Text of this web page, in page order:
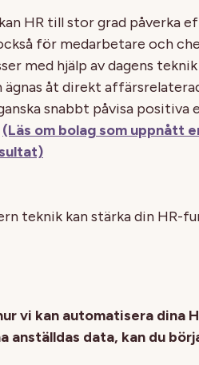
HR till stor grad påverka
för medarbetare och
med hjälp av dagens
åt direkt
snabbt påvisa positiva
(Läs om bolag som uppnått
teknik kan stärka din HR-
vi kan automatisera dina
anställdas data, kan du